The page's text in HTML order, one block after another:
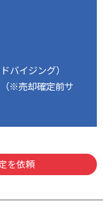
バイジング）
※売却確定前サ
を依頼